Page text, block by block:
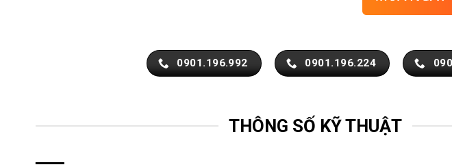
0901.196.992 0901.196.224
THÔNG SỐ KỸ THUẬT